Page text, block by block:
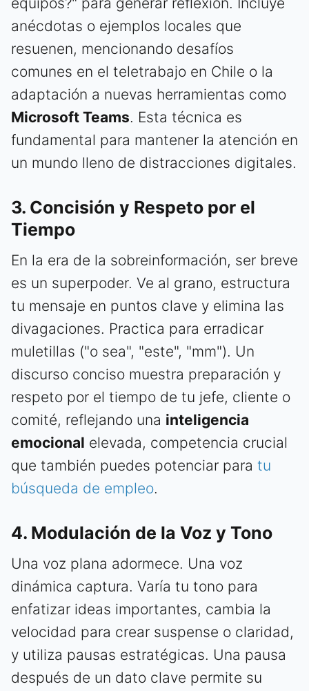
anécdotas o ejemplos locales que
resuenen, mencionando desafíos
comunes en el teletrabajo en Chile o la
adaptación a nuevas herramientas como
Microsoft Teams. Esta técnica es
fundamental para mantener la atención en
un mundo lleno de distracciones digitales.
3. Concisión y Respeto por el
Tiempo
En la era de la sobreinformación, ser breve
es un superpoder. Ve al grano, estructura
tu mensaje en puntos clave y elimina las
divagaciones. Practica para erradicar
muletillas ("o sea", "este", "mm"). Un
discurso conciso muestra preparación y
respeto por el tiempo de tu jefe, cliente o
comité, reflejando una inteligencia
emocional elevada, competencia crucial
que también puedes potenciar para tu
búsqueda de empleo.
4. Modulación de la Voz y Tono
Una voz plana adormece. Una voz
dinámica captura. Varía tu tono para
enfatizar ideas importantes, cambia la
velocidad para crear suspense o claridad,
y utiliza pausas estratégicas. Una pausa
después de un dato clave permite su